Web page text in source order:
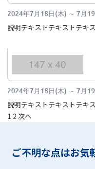
2024年7月18日(木) ～ 7月
説明テキストテキストテキ
2024年7月18日(木) ～ 7月
説明テキストテキストテキ
投
の
1 2 次へ
ご不明な点はお気